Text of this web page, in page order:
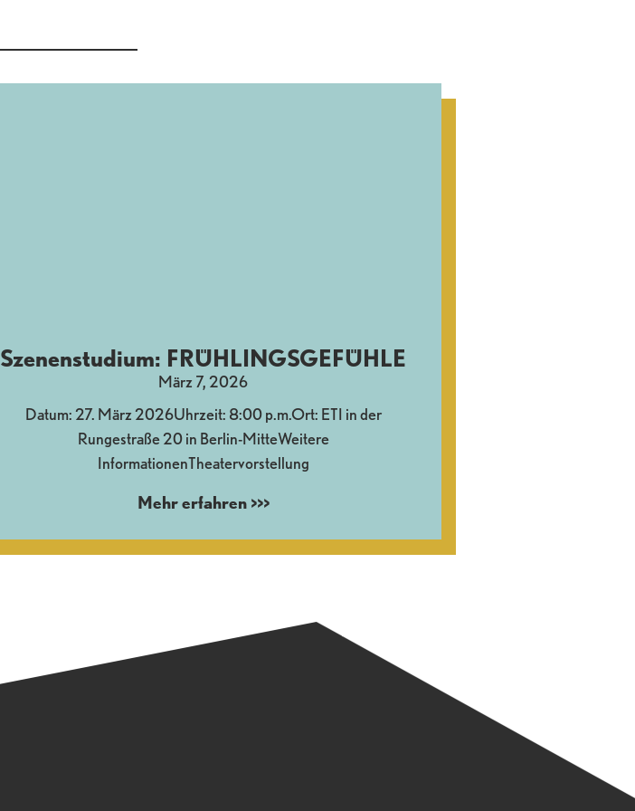
Szenenstudium: FRÜHLINGSGEFÜHLE
März 7, 2026
Datum: 27. März 2026Uhrzeit: 8:00 p.m.Ort: ETI in der
Rungestraße 20 in Berlin-MitteWeitere
InformationenTheatervorstellung
Mehr erfahren >>>